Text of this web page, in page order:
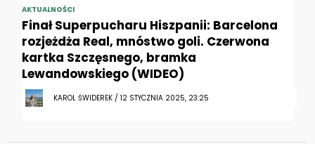
AKTUALNOŚCI
Finał Superpucharu Hiszpanii: Barcelona
rozjeżdża Real, mnóstwo goli. Czerwona
kartka Szczęsnego, bramka
Lewandowskiego (WIDEO)
KAROL ŚWIDEREK / 12 STYCZNIA 2025, 23:25